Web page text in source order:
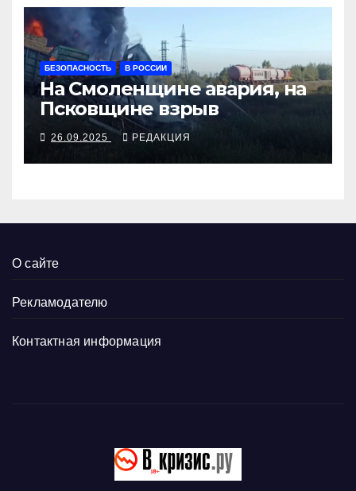
БЕЗОПАСНОСТЬ В РОССИИ
На Смоленщине авария, на
Псковщине взрыв
26.09.2025 РЕДАКЦИЯ
О сайте
Рекламодателю
Контактная информация